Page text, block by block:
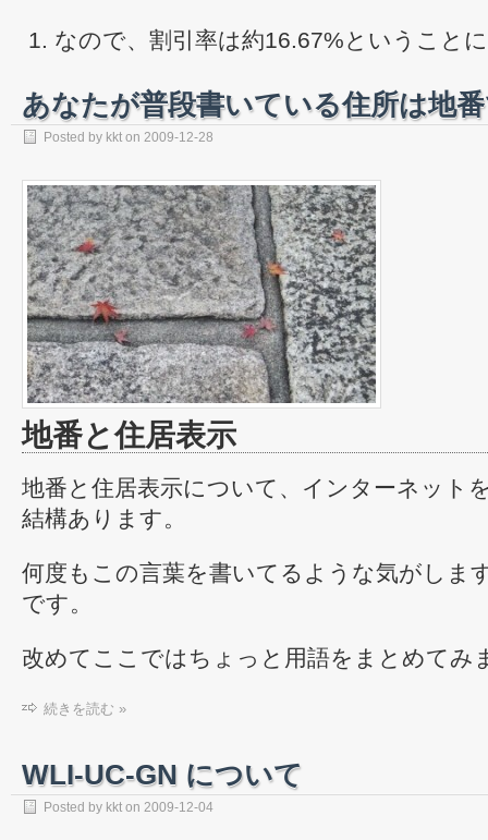
なので、割引率は約16.67%ということ
あなたが普段書いている住所は地
Posted by kkt on 2009-12-28
地番と住居表示
地番と住居表示について、インターネット
結構あります。
何度もこの言葉を書いてるような気がしま
です。
改めてここではちょっと用語をまとめてみ
続きを読む »
WLI-UC-GN について
Posted by kkt on 2009-12-04